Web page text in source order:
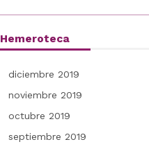
Hemeroteca
diciembre 2019
noviembre 2019
octubre 2019
septiembre 2019